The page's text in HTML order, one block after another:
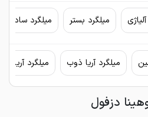
میلگرد بستر میلگرد ساده
میلگرد آریا ذوب میلگرد آریان
دزفول